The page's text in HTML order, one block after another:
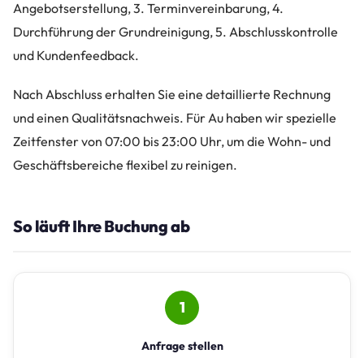
Angebotserstellung, 3. Terminvereinbarung, 4.
Durchführung der Grundreinigung, 5. Abschlusskontrolle
und Kundenfeedback.
Nach Abschluss erhalten Sie eine detaillierte Rechnung
und einen Qualitätsnachweis. Für Au haben wir spezielle
Zeitfenster von 07:00 bis 23:00 Uhr, um die Wohn- und
Geschäftsbereiche flexibel zu reinigen.
So läuft Ihre Buchung ab
1
Anfrage stellen